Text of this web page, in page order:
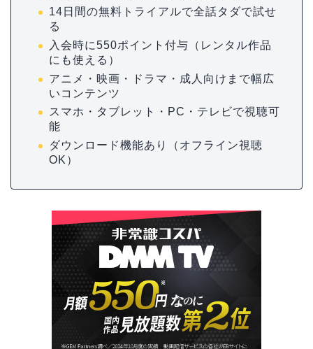
14日間の無料トライアルで全話タダで試せ
る
入会時に550ポイント付与（レンタル作品
にも使える）
アニメ・映画・ドラマ・成人向けまで幅広
いコンテンツ
スマホ・タブレット・PC・テレビで視聴可
能
ダウンロード機能あり（オフライン視聴
OK）